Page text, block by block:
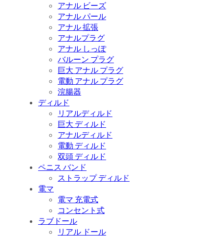
アナル ビーズ
アナル パール
アナル 拡張
アナルプラグ
アナル しっぽ
バルーン プラグ
巨大 アナル プラグ
電動 アナル プラグ
浣腸器
ディルド
リアルディルド
巨大 ディルド
アナルディルド
電動 ディルド
双頭 ディルド
ペニス バンド
ストラップ ディルド
電マ
電マ 充電式
コンセント式
ラブドール
リアル ドール